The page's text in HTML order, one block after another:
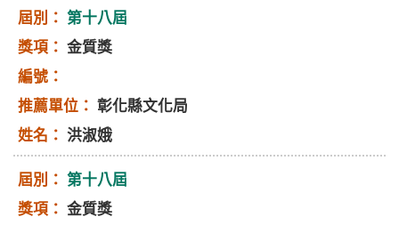
第十八屆
金質獎
彰化縣文化局
洪淑娥
第十八屆
金質獎